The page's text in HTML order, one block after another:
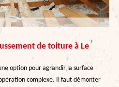
de toiture à Le
option pour agrandir la surface
complexe. Il faut démonter